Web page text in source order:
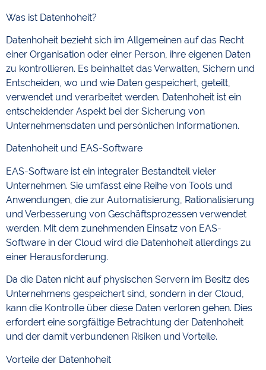
Was ist Datenhoheit?
Datenhoheit bezieht sich im Allgemeinen auf das Recht
einer Organisation oder einer Person, ihre eigenen Daten
zu kontrollieren. Es beinhaltet das Verwalten, Sichern und
Entscheiden, wo und wie Daten gespeichert, geteilt,
verwendet und verarbeitet werden. Datenhoheit ist ein
entscheidender Aspekt bei der Sicherung von
Unternehmensdaten und persönlichen Informationen.
Datenhoheit und EAS-Software
EAS-Software ist ein integraler Bestandteil vieler
Unternehmen. Sie umfasst eine Reihe von Tools und
Anwendungen, die zur Automatisierung, Rationalisierung
und Verbesserung von Geschäftsprozessen verwendet
werden. Mit dem zunehmenden Einsatz von EAS-
Software in der Cloud wird die Datenhoheit allerdings zu
einer Herausforderung.
Da die Daten nicht auf physischen Servern im Besitz des
Unternehmens gespeichert sind, sondern in der Cloud,
kann die Kontrolle über diese Daten verloren gehen. Dies
erfordert eine sorgfältige Betrachtung der Datenhoheit
und der damit verbundenen Risiken und Vorteile.
Vorteile der Datenhoheit